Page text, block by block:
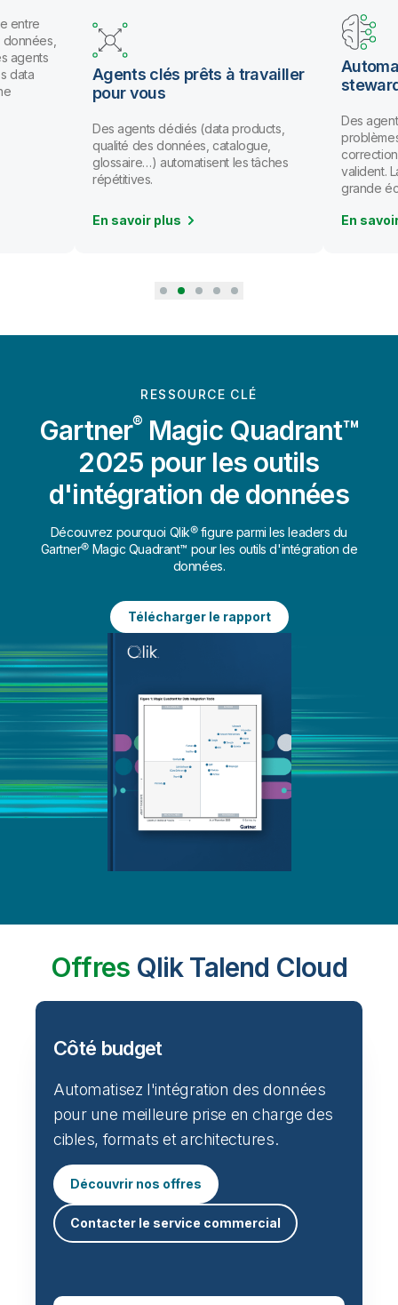
entre
agents
data
Agents clés prêts à travailler
pour vous
Des agents dédiés (data products,
qualité des données, catalogue,
glossaire…) automatisent les tâches
répétitives.
En savoir plus
Des
valident.
grande
En
RESSOURCE CLÉ
Gartner® Magic Quadrant™
2025 pour les outils
d'intégration de données
Découvrez pourquoi Qlik® figure parmi les leaders du
Gartner® Magic Quadrant™ pour les outils d'intégration de
données.
Télécharger le rapport
OffresQlik Talend Cloud
Côté budget
Automatisez l'intégration des données
pour une meilleure prise en charge des
cibles, formats et architectures.
Découvrir nos offres
Contacter le service commercial